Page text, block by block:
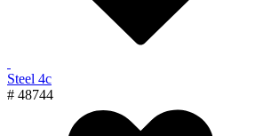
Steel 4с
# 48744